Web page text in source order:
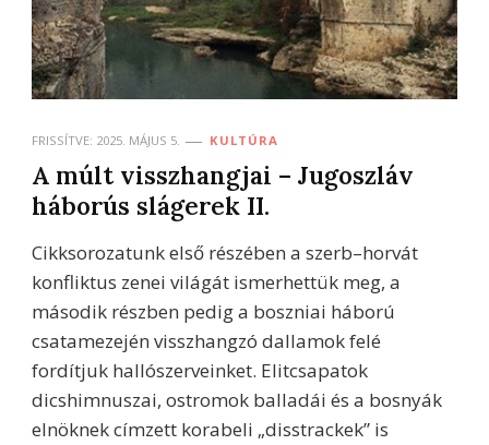
FRISSÍTVE: 2025. MÁJUS 5. KULTÚRA
A múlt visszhangjai – Jugoszláv
háborús slágerek II.
Cikksorozatunk első részében a szerb–horvát
konfliktus zenei világát ismerhettük meg, a
második részben pedig a boszniai háború
csatamezején visszhangzó dallamok felé
fordítjuk hallószerveinket. Elitcsapatok
dicshimnuszai, ostromok balladái és a bosnyák
elnöknek címzett korabeli „disstrackek” is